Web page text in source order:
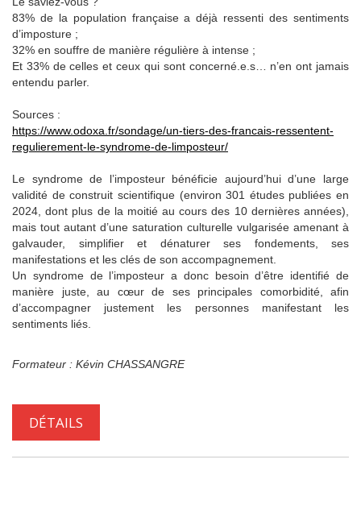
83% de la population française a déjà ressenti des sentiments
d’imposture ;
32% en souffre de manière régulière à intense ;
Et 33% de celles et ceux qui sont concerné.e.s… n’en ont jamais
entendu parler.
Sources :
https://www.odoxa.fr/sondage/un-tiers-des-francais-ressentent-
regulierement-le-syndrome-de-limposteur/
Le syndrome de l’imposteur bénéficie aujourd’hui d’une large
validité de construit scientifique (environ 301 études publiées en
2024, dont plus de la moitié au cours des 10 dernières années),
mais tout autant d’une saturation culturelle vulgarisée amenant à
galvauder, simplifier et dénaturer ses fondements, ses
manifestations et les clés de son accompagnement.
Un syndrome de l’imposteur a donc besoin d’être identifié de
manière juste, au cœur de ses principales comorbidité, afin
d’accompagner justement les personnes manifestant les
sentiments liés.
Formateur : Kévin CHASSANGRE
DÉTAILS